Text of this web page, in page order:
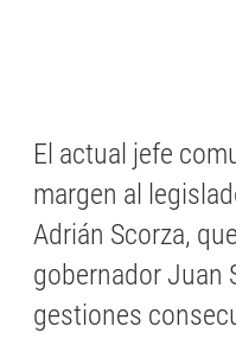
El actual jefe
margen al
Adrián Scorza,
gobernador Juan
gestiones